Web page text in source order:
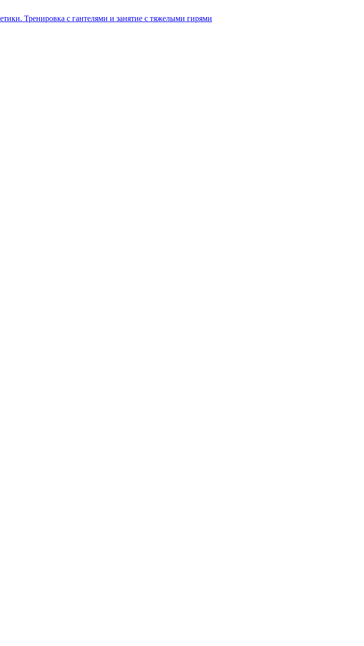
Тренировка с гантелями и занятие с тяжелыми гирями